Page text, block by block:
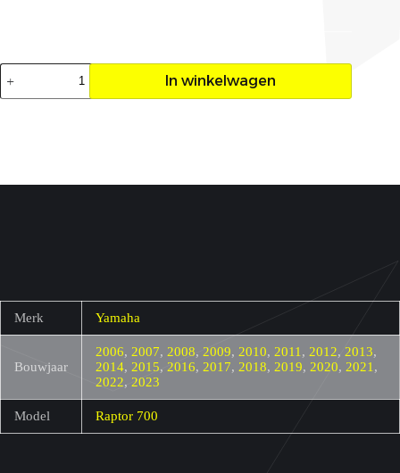
Seat
cover
Raptor
In winkelwagen
Merk Yamaha
Bouwjaar
2006, 2007, 2008, 2009, 2010, 2011 , 2012, 2013,
2014, 2015, 2016, 2017, 2018, 2019, 2020, 2021 ,
2022, 2023
Model Raptor 700